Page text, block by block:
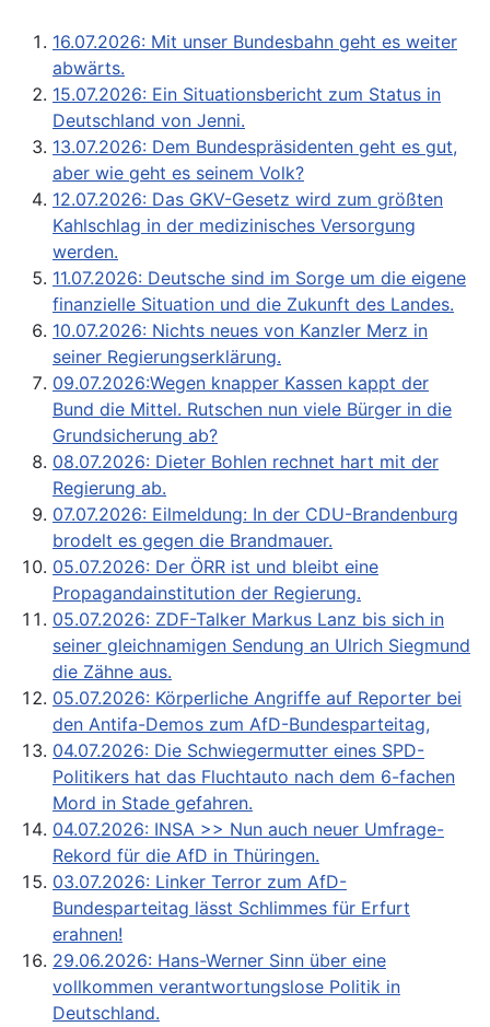
16.07.2026: Mit unser Bundesbahn geht es weiter
abwärts.
15.07.2026: Ein Situationsbericht zum Status in
Deutschland von Jenni.
13.07.2026: Dem Bundespräsidenten geht es gut,
aber wie geht es seinem Volk?
12.07.2026: Das GKV-Gesetz wird zum größten
Kahlschlag in der medizinisches Versorgung
werden.
11.07.2026: Deutsche sind im Sorge um die eigene
finanzielle Situation und die Zukunft des Landes.
10.07.2026: Nichts neues von Kanzler Merz in
seiner Regierungserklärung.
09.07.2026:Wegen knapper Kassen kappt der
Bund die Mittel. Rutschen nun viele Bürger in die
Grundsicherung ab?
08.07.2026: Dieter Bohlen rechnet hart mit der
Regierung ab.
07.07.2026: Eilmeldung: In der CDU-Brandenburg
brodelt es gegen die Brandmauer.
05.07.2026: Der ÖRR ist und bleibt eine
Propagandainstitution der Regierung.
05.07.2026: ZDF-Talker Markus Lanz bis sich in
seiner gleichnamigen Sendung an Ulrich Siegmund
die Zähne aus.
05.07.2026: Körperliche Angriffe auf Reporter bei
den Antifa-Demos zum AfD-Bundesparteitag,
04.07.2026: Die Schwiegermutter eines SPD-
Politikers hat das Fluchtauto nach dem 6-fachen
Mord in Stade gefahren.
04.07.2026: INSA >> Nun auch neuer Umfrage-
Rekord für die AfD in Thüringen.
03.07.2026: Linker Terror zum AfD-
Bundesparteitag lässt Schlimmes für Erfurt
erahnen!
29.06.2026: Hans-Werner Sinn über eine
vollkommen verantwortungslose Politik in
Deutschland.